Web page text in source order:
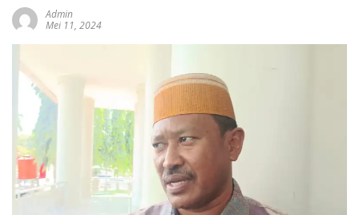
Admin
Mei 11, 2024